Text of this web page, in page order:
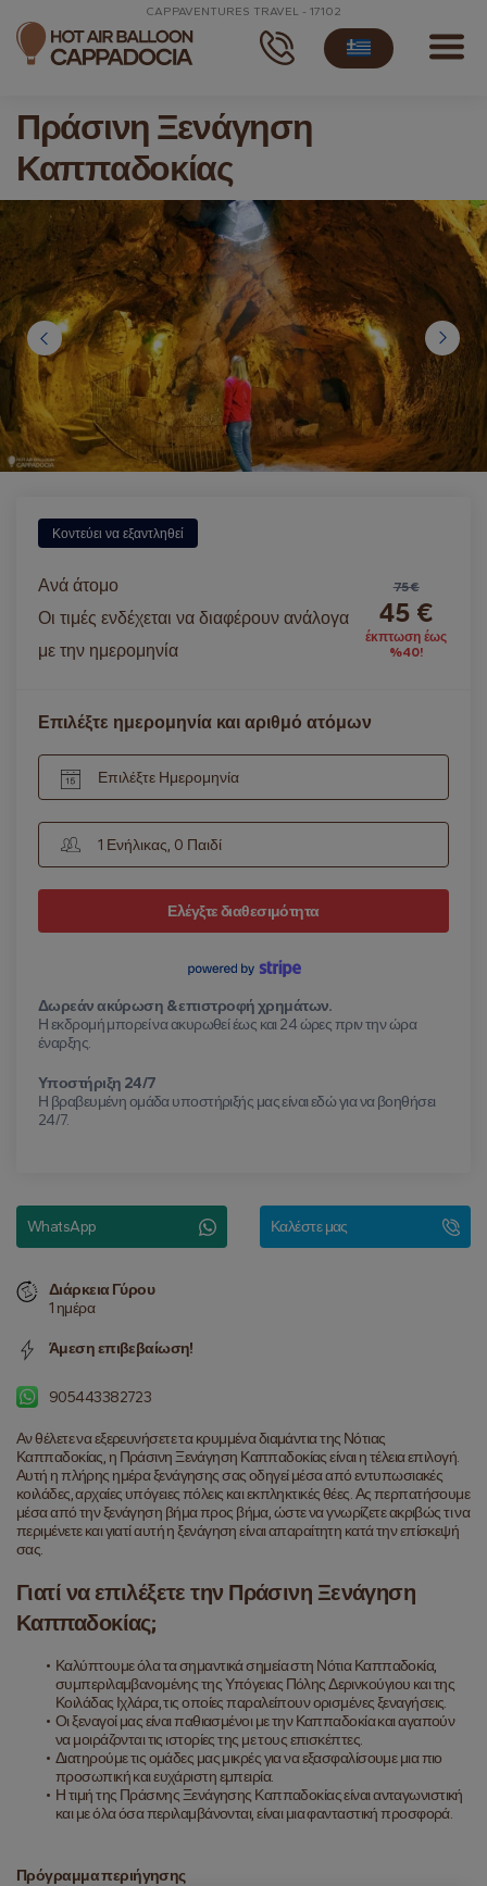
CAPPAVENTURES TRAVEL - 17102
Πράσινη Ξενάγηση
Καππαδοκίας
Αν θέλετε να εξερευνήσετε τα κρυμμένα διαμάντια της Νότιας
Καππαδοκίας, η Πράσινη Ξενάγηση Καππαδοκίας είναι η τέλεια επιλογή.
Αυτή η πλήρης ημέρα ξενάγησης σας οδηγεί μέσα από εντυπωσιακές
κοιλάδες, αρχαίες υπόγειες πόλεις και εκπληκτικές θέες. Ας περπατήσουμε
μέσα από την ξενάγηση βήμα προς βήμα, ώστε να γνωρίζετε ακριβώς τι να
περιμένετε και γιατί αυτή η ξενάγηση είναι απαραίτητη κατά την επίσκεψή
σας.
Γιατί να επιλέξετε την Πράσινη Ξενάγηση
Καππαδοκίας;
Καλύπτουμε όλα τα σημαντικά σημεία στη Νότια Καππαδοκία,
συμπεριλαμβανομένης της Υπόγειας Πόλης Δερινκούγιου και της
Κοιλάδας Ιχλάρα, τις οποίες παραλείπουν ορισμένες ξεναγήσεις.
Οι ξεναγοί μας είναι παθιασμένοι με την Καππαδοκία και αγαπούν
να μοιράζονται τις ιστορίες της με τους επισκέπτες.
Διατηρούμε τις ομάδες μας μικρές για να εξασφαλίσουμε μια πιο
προσωπική και ευχάριστη εμπειρία.
Η τιμή της Πράσινης Ξενάγησης Καππαδοκίας είναι ανταγωνιστική
και με όλα όσα περιλαμβάνονται, είναι μια φανταστική προσφορά.
Πρόγραμμα περιήγησης
Κοντεύει να εξαντληθεί
Ανά άτομο
Οι τιμές ενδέχεται να διαφέρουν ανάλογα
με την ημερομηνία
75 €
45 €
έκπτωση έως
%40!
Επιλέξτε ημερομηνία και αριθμό ατόμων
Επιλέξτε Ημερομηνία
1 Ενήλικας, 0 Παιδί
Ελέγξτε διαθεσιμότητα
Δωρεάν ακύρωση & επιστροφή χρημάτων.
Η εκδρομή μπορεί να ακυρωθεί έως και 24 ώρες πριν την ώρα
έναρξης.
Υποστήριξη 24/7
Η βραβευμένη ομάδα υποστήριξής μας είναι εδώ για να βοηθήσει
24/7.
WhatsApp Καλέστε μας
Διάρκεια Γύρου
1 ημέρα
Άμεση επιβεβαίωση!
905443382723